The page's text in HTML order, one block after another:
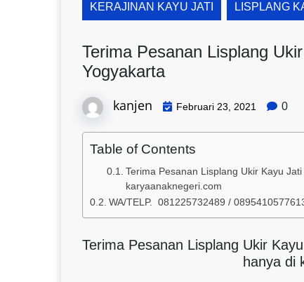
KERAJINAN KAYU JATI LISPLANG
Terima Pesanan Lisplang
Yogyakarta
kanjen Februari 23, 2021 0
Table of Contents
Terima Pesanan Lisplang Ukir Kayu
karyaanaknegeri.com
WA/TELP. 081225732489 /
Terima Pesanan Lisplang Ukir
hanya di